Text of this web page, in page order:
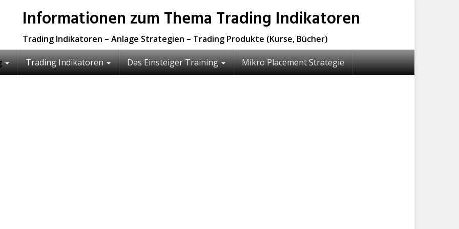
Informationen zum Thema Trading Indikatoren
Trading Indikatoren – Anlage Strategien – Trading Produkte (Kurse, Bücher)
Trading Indikatoren Das Einsteiger Training Mikro Placement Strategie